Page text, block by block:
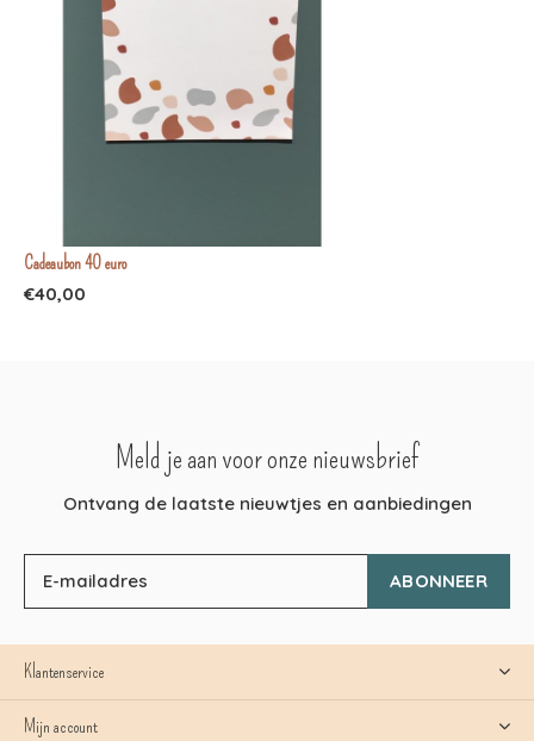
Cadeaubon 40 euro
€40,00
Meld je aan voor onze nieuwsbrief
Ontvang de laatste nieuwtjes en aanbiedingen
ABONNEER
Klantenservice
Mijn account